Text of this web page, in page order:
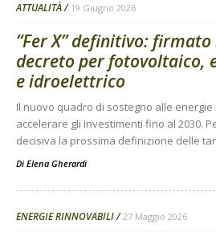
ATTUALITÀ 19 Giugno 2026
“Fer X” definitivo:
decreto per fotovoltaico,
e idroelettrico
Il nuovo quadro di sostegno alle
accelerare gli investimenti fino al 2030.
decisiva la prossima definizione delle
Di Elena Gherardi
ENERGIE RINNOVABILI 27 Maggio 2026